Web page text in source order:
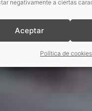
negativamente a ciertas
Aceptar
Política de cookies